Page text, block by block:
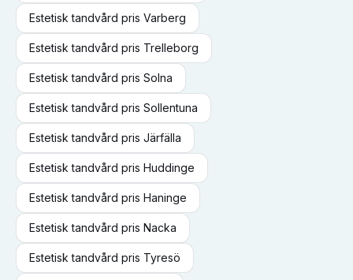
Estetisk tandvård pris Varberg
Estetisk tandvård pris Trelleborg
Estetisk tandvård pris Solna
Estetisk tandvård pris Sollentuna
Estetisk tandvård pris Järfälla
Estetisk tandvård pris Huddinge
Estetisk tandvård pris Haninge
Estetisk tandvård pris Nacka
Estetisk tandvård pris Tyresö